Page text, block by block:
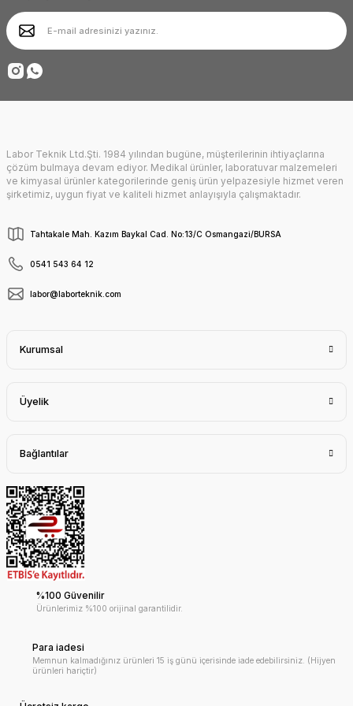
Ürün fiyatı diğer sitelerden daha pahalı.
Bu ürüne benzer farklı alternatifler olmalı.
Gönder
Deneyimini Paylaş
Labor Teknik Ltd.Şti. 1984 yılından bugüne, müşterilerinin ihtiyaçlarına
çözüm bulmaya devam ediyor. Medikal ürünler, laboratuvar malzemeleri
ve kimyasal ürünler kategorilerinde geniş ürün yelpazesiyle hizmet veren
şirketimiz, uygun fiyat ve kaliteli hizmet anlayışıyla çalışmaktadır.
Tahtakale Mah. Kazım Baykal Cad. No:13/C Osmangazi/BURSA
0541 543 64 12
labor@laborteknik.com
Kurumsal
Üyelik
Bağlantılar
%100 Güvenilir
Ürünlerimiz %100 orijinal garantilidir.
Para iadesi
Memnun kalmadığınız ürünleri 15 iş günü içerisinde iade edebilirsiniz. (Hijyen
ürünleri hariçtir)